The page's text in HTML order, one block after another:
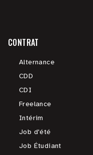
CONTRAT
Alternance
CDD
CDI
Freelance
Intérim
Job d'été
Job Étudiant